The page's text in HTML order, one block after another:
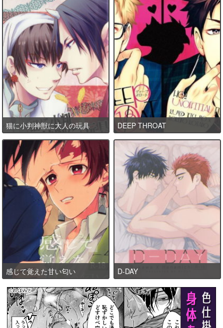
猫に小判神獣に大人の玩具 DEEP THROAT
感じて覚えた甘い匂い D-DAY